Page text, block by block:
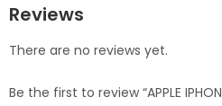
Reviews
There are no reviews yet.
Be the first to review “APPLE